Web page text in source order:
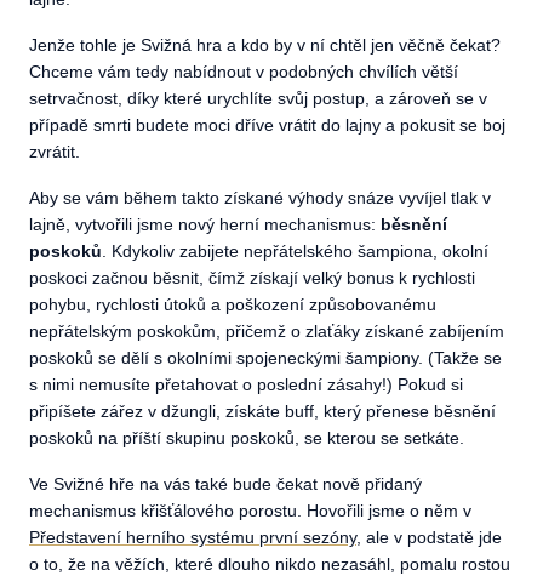
Jenže tohle je Svižná hra a kdo by v ní chtěl jen věčně čekat?
Chceme vám tedy nabídnout v podobných chvílích větší
setrvačnost, díky které urychlíte svůj postup, a zároveň se v
případě smrti budete moci dříve vrátit do lajny a pokusit se boj
zvrátit.
Aby se vám během takto získané výhody snáze vyvíjel tlak v
lajně, vytvořili jsme nový herní mechanismus: běsnění
poskoků . Kdykoliv zabijete nepřátelského šampiona, okolní
poskoci začnou běsnit, čímž získají velký bonus k rychlosti
pohybu, rychlosti útoků a poškození způsobovanému
nepřátelským poskokům, přičemž o zlaťáky získané zabíjením
poskoků se dělí s okolními spojeneckými šampiony. (Takže se
s nimi nemusíte přetahovat o poslední zásahy!) Pokud si
připíšete zářez v džungli, získáte buff, který přenese běsnění
poskoků na příští skupinu poskoků, se kterou se setkáte.
Ve Svižné hře na vás také bude čekat nově přidaný
mechanismus křišťálového porostu. Hovořili jsme o něm v
Představení herního systému první sezóny, ale v podstatě jde
o to, že na věžích, které dlouho nikdo nezasáhl, pomalu rostou